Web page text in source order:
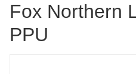
Fox Northern
PPU